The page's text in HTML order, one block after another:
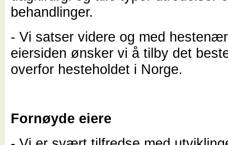
behandlinger.
- Vi satser videre og med
eiersiden ønsker vi å tilby det
overfor hesteholdet i Norge.
Fornøyde eiere